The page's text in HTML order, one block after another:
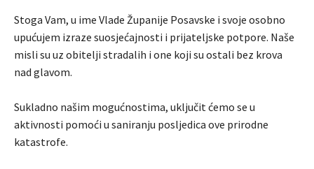
Stoga Vam, u ime Vlade Županije Posavske i svoje osobno
upućujem izraze suosjećajnosti i prijateljske potpore. Naše
misli su uz obitelji stradalih i one koji su ostali bez krova
nad glavom.
Sukladno našim mogućnostima, uključit ćemo se u
aktivnosti pomoći u saniranju posljedica ove prirodne
katastrofe.